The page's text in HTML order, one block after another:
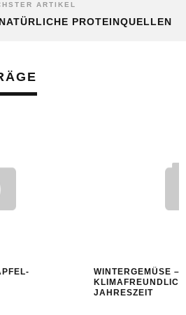
ARTIKEL
PROTEINQUELLEN
WINTERGEMÜSE –
JAHRESZEIT